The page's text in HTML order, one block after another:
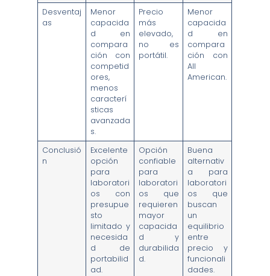
Desventaj
as
Menor
capacida
d en
compara
ción con
competid
ores,
menos
caracterí
sticas
avanzada
s.
Precio
más
elevado,
no es
portátil.
Menor
capacida
d en
compara
ción con
All
American.
Conclusió
n
Excelente
opción
para
laboratori
os con
presupue
sto
limitado y
necesida
d de
portabilid
ad.
Opción
confiable
para
laboratori
os que
requieren
mayor
capacida
d y
durabilida
d.
Buena
alternativ
a para
laboratori
os que
buscan
un
equilibrio
entre
precio y
funcionali
dades.